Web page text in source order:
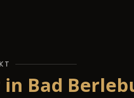
Bad